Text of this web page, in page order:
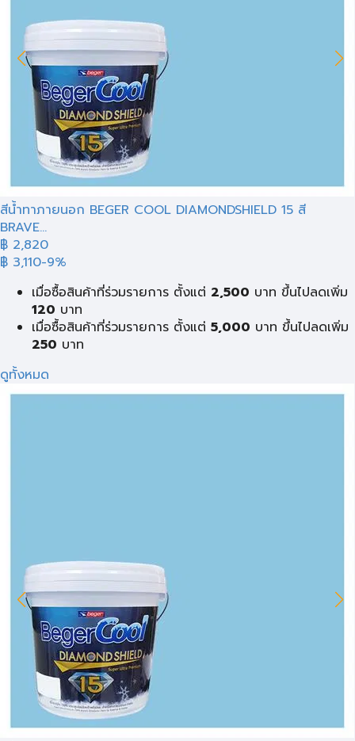
สีน้ำทาภายนอก BEGER COOL DIAMONDSHIELD 15 สี
BRAVE...
฿ 2,820
฿ 3,110-9%
เมื่อซื้อสินค้าที่ร่วมรายการ ตั้งแต่ 2,500 บาท ขึ้นไปลดเพิ่ม
120 บาท
เมื่อซื้อสินค้าที่ร่วมรายการ ตั้งแต่ 5,000 บาท ขึ้นไปลดเพิ่ม
250 บาท
ดูทั้งหมด